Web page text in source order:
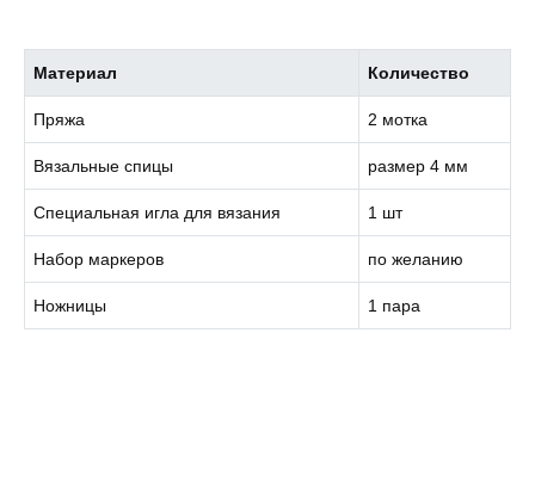
Материал Количество
Пряжа 2 мотка
Вязальные спицы размер 4 мм
Специальная игла для вязания 1 шт
Набор маркеров по желанию
Ножницы 1 пара